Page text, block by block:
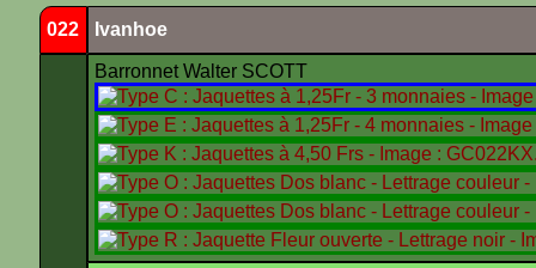
022 Ivanhoe
Barronnet Walter SCOTT